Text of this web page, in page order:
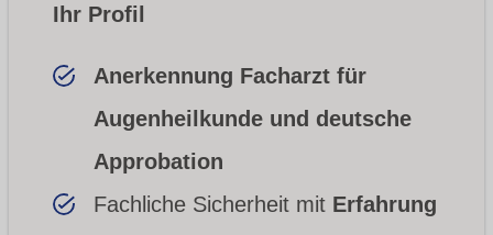
Ihr Profil
Anerkennung Facharzt für
Augenheilkunde und deutsche
Approbation
Fachliche Sicherheit mit Erfahrung